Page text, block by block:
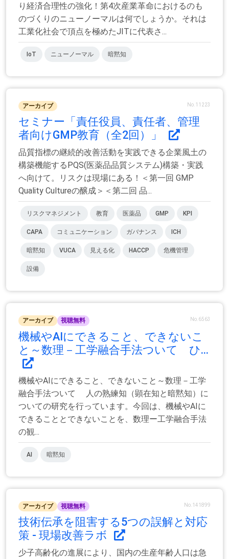
り経済合理性の強化！第4次産業革命におけるのも
のづくりのニューノーマルは何でしょうか。それは
工業化社会で頂点を極めたJITに代表さ...
IoT ニューノーマル 暗黙知
アーカイブ No.11223
セミナー「責任役員、責任者、管理
者向けGMP教育（全2回）」
品質指標の継続的改善活動を実践できる企業風土の
構築機能するPQS(医薬品品質システム)構築・実践
へ向けて。リスクは現場にある！＜第一回 GMP
Quality Cultureの醸成＞＜第二回 品...
リスクマネジメント 教育 医薬品 GMP KPI
CAPA コミュニケーション ガバナンス ICH
暗黙知 VUCA 見える化 HACCP 危機管理
設備
アーカイブ 視聴無料 No.6563
機械やAIにできること、できないこ
と～数理－工学融合手法ついて ひ...
機械やAIにできること、できないこと～数理－工学
融合手法ついて 人の熟練知（顕在知と暗黙知）に
ついての研究を行っています。今回は、機械やAIに
できることとできないことを、数理ー工学融合手法
の観...
AI 暗黙知
アーカイブ 視聴無料 No.141899
技術伝承を阻害する5つの誤解と対応
策 - 現場改善ラボ
少子高齢化の進展により、国内の生産年齢人口は急